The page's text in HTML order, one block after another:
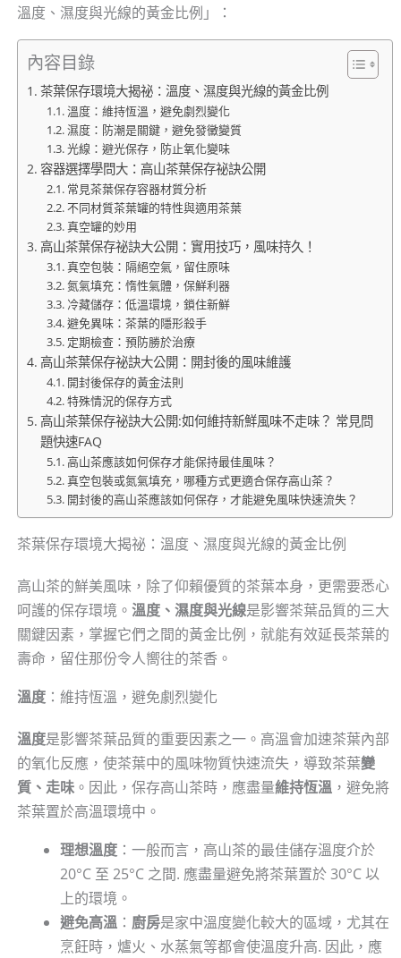
溫度、濕度與光線的黃金比例」：
內容目錄
茶葉保存環境大揭祕：溫度、濕度與光線的黃金比例
溫度：維持恆溫，避免劇烈變化
濕度：防潮是關鍵，避免發黴變質
光線：避光保存，防止氧化變味
容器選擇學問大：高山茶葉保存祕訣公開
常見茶葉保存容器材質分析
不同材質茶葉罐的特性與適用茶葉
真空罐的妙用
高山茶葉保存祕訣大公開：實用技巧，風味持久！
真空包裝：隔絕空氣，留住原味
氮氣填充：惰性氣體，保鮮利器
冷藏儲存：低溫環境，鎖住新鮮
避免異味：茶葉的隱形殺手
定期檢查：預防勝於治療
高山茶葉保存祕訣大公開：開封後的風味維護
開封後保存的黃金法則
特殊情況的保存方式
高山茶葉保存祕訣大公開:如何維持新鮮風味不走味？ 常見問
題快速FAQ
高山茶應該如何保存才能保持最佳風味？
真空包裝或氮氣填充，哪種方式更適合保存高山茶？
開封後的高山茶應該如何保存，才能避免風味快速流失？
茶葉保存環境大揭祕：溫度、濕度與光線的黃金比例
高山茶的鮮美風味，除了仰賴優質的茶葉本身，更需要悉心
呵護的保存環境。 溫度、濕度與光線是影響茶葉品質的三大
關鍵因素，掌握它們之間的黃金比例，就能有效延長茶葉的
壽命，留住那份令人嚮往的茶香。
溫度：維持恆溫，避免劇烈變化
溫度是影響茶葉品質的重要因素之一。高溫會加速茶葉內部
的氧化反應，使茶葉中的風味物質快速流失，導致茶葉變
質、走味。因此，保存高山茶時，應盡量維持恆溫，避免將
茶葉置於高溫環境中。
理想溫度：一般而言，高山茶的最佳儲存溫度介於
20°C 至 25°C 之間. 應盡量避免將茶葉置於 30°C 以
上的環境。
避免高溫： 廚房是家中溫度變化較大的區域，尤其在
烹飪時，爐火、水蒸氣等都會使溫度升高. 因此，應